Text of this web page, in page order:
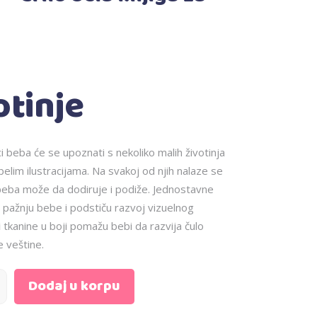
će se upoznati s nekoliko malih životinja
ilustracijama. Na svakoj od njih nalaze se
može da dodiruje i podiže. Jednostavne
bebe i podstiču razvoj vizuelnog
u boji pomažu bebi da razvija čulo
veštine.
Dodaj u korpu